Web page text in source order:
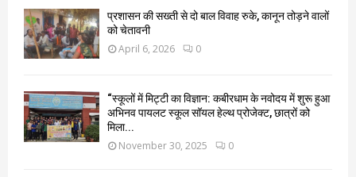
प्रशासन की सख्ती से दो बाल विवाह रुके, कानून तोड़ने वालों
को चेतावनी
April 6, 2026 0
“स्कूलों में मिट्टी का विज्ञान: कबीरधाम के नवोदय में शुरू हुआ
अभिनव पायलट स्कूल सॉयल हेल्थ प्रोजेक्ट, छात्रों को
मिला...
November 30, 2025 0